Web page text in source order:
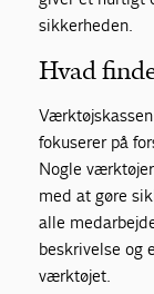
sikkerheden.
Hvad
fokuserer på
Nogle
med at gøre
alle
beskrivelse og
værktøjet.